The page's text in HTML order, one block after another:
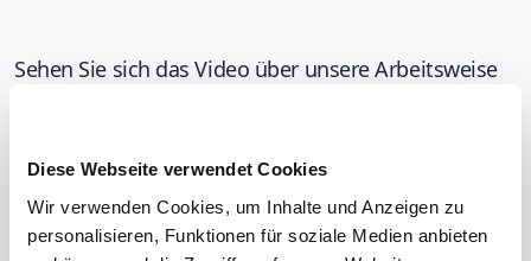
Diese Webseite verwendet Cookies
Wir verwenden Cookies, um Inhalte und Anzeigen zu
personalisieren, Funktionen für soziale Medien anbieten
Sehen Sie sich das Video über unsere Arbeitsweise
Wie kann ich meinen Preis online berechnen?